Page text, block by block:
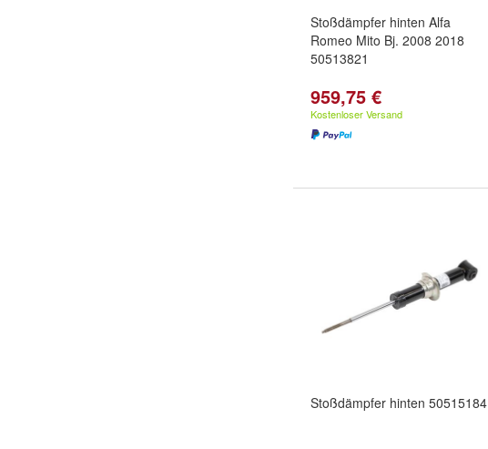
Stoßdämpfer hinten Alfa
Romeo Mito Bj. 2008 2018
50513821
959,75 €
Kostenloser Versand
Stoßdämpfer hinten 50515184